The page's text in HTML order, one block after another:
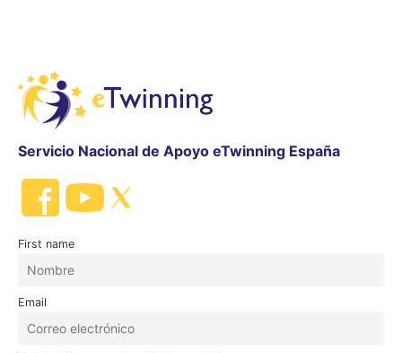
Servicio Nacional de Apoyo eTwinning España
First name
Email